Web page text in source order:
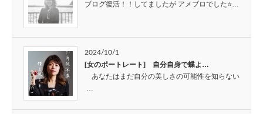
ブログ復活！！してましたが アメブロでした⭐…
2024/10/1
[女のポートレート] 自分自身で蝶よ…
あなたはまだ自分の美しさの可能性を知らない
…